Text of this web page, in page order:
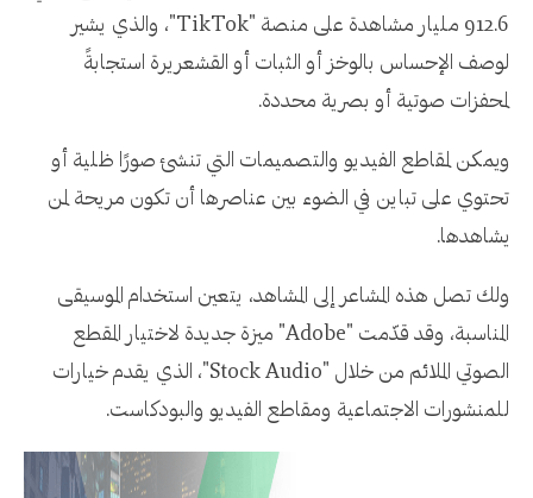
912.6 مليار مشاهدة على منصة "TikTok"، والذي يشير
لوصف الإحساس بالوخز أو الثبات أو القشعريرة استجابةً
لمحفزات صوتية أو بصرية محددة.
ويمكن لمقاطع الفيديو والتصميمات التي تنشئ صورًا ظلية أو
تحتوي على تباين في الضوء بين عناصرها أن تكون مريحة لمن
يشاهدها.
ولك تصل هذه المشاعر إلى المشاهد، يتعين استخدام الموسيقى
المناسبة، وقد قدّمت "Adobe" ميزة جديدة لاختيار المقطع
الصوتي الملائم من خلال "Stock Audio"، الذي يقدم خيارات
للمنشورات الاجتماعية ومقاطع الفيديو والبودكاست.